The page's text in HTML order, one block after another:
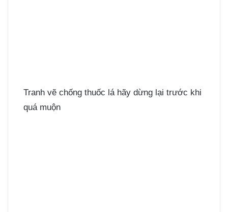
Tranh vẽ chống thuốc lá hãy dừng lại trước khi
quá muộn